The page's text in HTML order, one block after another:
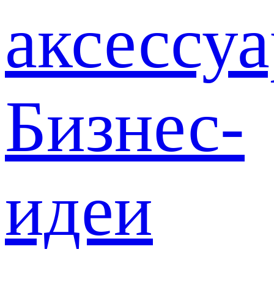
Бизнес-
идеи